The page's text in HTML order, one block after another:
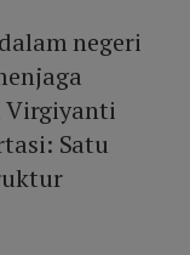
negeri
Virgiyanti
Satu